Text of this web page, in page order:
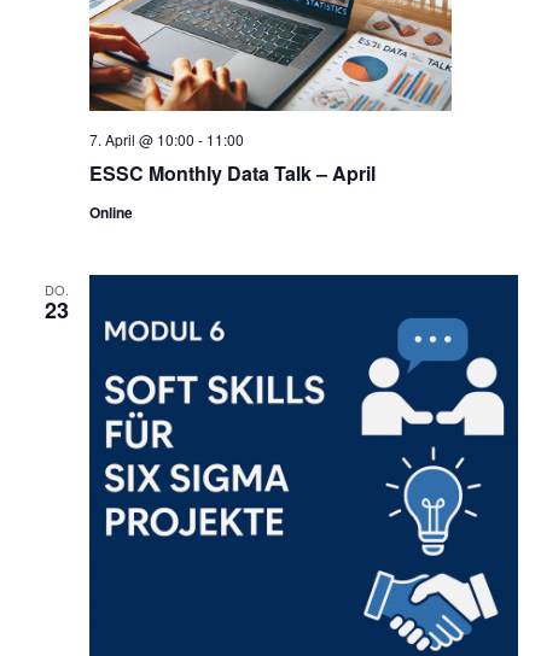
ESSC Monthly Data Talk – April
7. April @ 10:00 - 11:00
Online
DO.
23